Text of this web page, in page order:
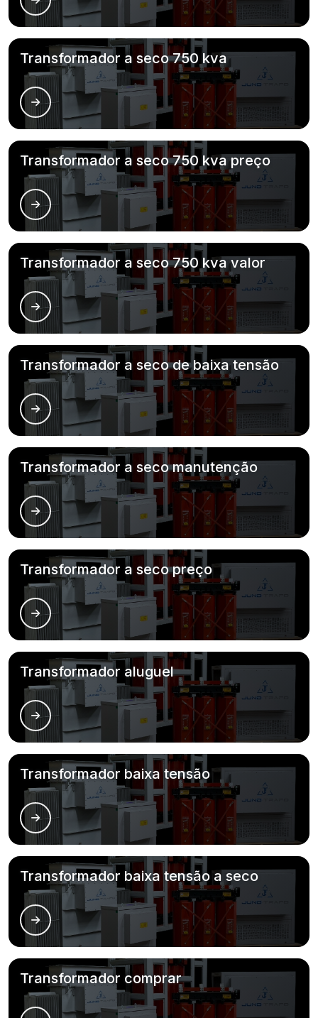
Transformador a seco 750 kva
Transformador a seco 750 kva preço
Transformador a seco 750 kva valor
Transformador a seco de baixa tensão
Transformador a seco manutenção
Transformador a seco preço
Transformador aluguel
Transformador baixa tensão
Transformador baixa tensão a seco
Transformador comprar